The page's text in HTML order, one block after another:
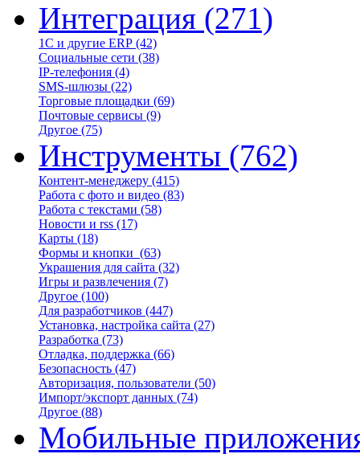
Интеграция (271)
1С и другие ERP (42)
Социальные сети (38)
IP-телефония (4)
SMS-шлюзы (22)
Торговые площадки (69)
Почтовые сервисы (9)
Другое (75)
Инструменты (762)
Контент-менеджеру (415)
Работа с фото и видео (83)
Работа с текстами (58)
Новости и rss (17)
Карты (18)
Формы и кнопки (63)
Украшения для сайта (32)
Игры и развлечения (7)
Другое (100)
Для разработчиков (447)
Установка, настройка сайта (27)
Разработка (73)
Отладка, поддержка (66)
Безопасность (47)
Авторизация, пользователи (50)
Импорт/экспорт данных (74)
Другое (88)
Мобильные